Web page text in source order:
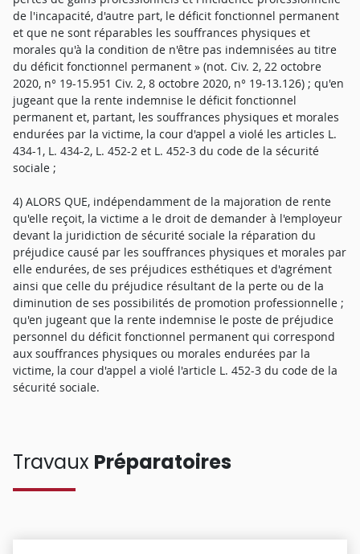
de l'incapacité, d'autre part, le déficit fonctionnel permanent
et que ne sont réparables les souffrances physiques et
morales qu'à la condition de n'être pas indemnisées au titre
du déficit fonctionnel permanent » (not. Civ. 2, 22 octobre
2020, n° 19-15.951 Civ. 2, 8 octobre 2020, n° 19-13.126) ; qu'en
jugeant que la rente indemnise le déficit fonctionnel
permanent et, partant, les souffrances physiques et morales
endurées par la victime, la cour d'appel a violé les articles L.
434-1, L. 434-2, L. 452-2 et L. 452-3 du code de la sécurité
sociale ;
4) ALORS QUE, indépendamment de la majoration de rente
qu'elle reçoit, la victime a le droit de demander à l'employeur
devant la juridiction de sécurité sociale la réparation du
préjudice causé par les souffrances physiques et morales par
elle endurées, de ses préjudices esthétiques et d'agrément
ainsi que celle du préjudice résultant de la perte ou de la
diminution de ses possibilités de promotion professionnelle ;
qu'en jugeant que la rente indemnise le poste de préjudice
personnel du déficit fonctionnel permanent qui correspond
aux souffrances physiques ou morales endurées par la
victime, la cour d'appel a violé l'article L. 452-3 du code de la
sécurité sociale.
Travaux Préparatoires